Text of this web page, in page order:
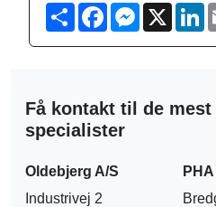
S
h
F
k
M
e
X
L
n
Få kontakt til de
specialister
Oldebjerg A/S
Industrivej 2